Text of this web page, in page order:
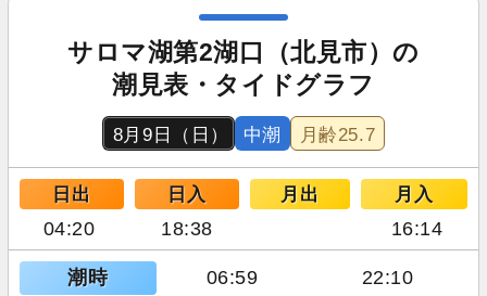
サロマ湖第2湖口（北見市）の
潮見表・タイドグラフ
8月9日（日） 中潮 月齢25.7
日出 日入 月出 月入
04:20 18:38 16:14
潮時 06:59 22:10